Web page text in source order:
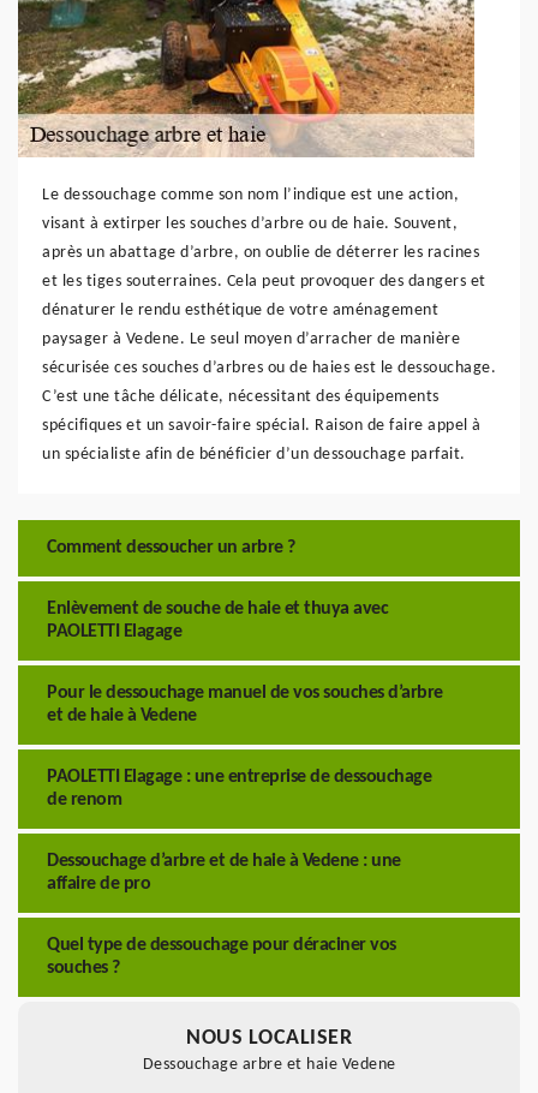
Le dessouchage comme son nom l’indique est une action,
visant à extirper les souches d’arbre ou de haie. Souvent,
après un abattage d’arbre, on oublie de déterrer les racines
et les tiges souterraines. Cela peut provoquer des dangers et
dénaturer le rendu esthétique de votre aménagement
paysager à Vedene. Le seul moyen d’arracher de manière
sécurisée ces souches d’arbres ou de haies est le dessouchage.
C’est une tâche délicate, nécessitant des équipements
spécifiques et un savoir-faire spécial. Raison de faire appel à
un spécialiste afin de bénéficier d’un dessouchage parfait.
Comment dessoucher un arbre ?
Enlèvement de souche de haie et thuya avec
PAOLETTI Elagage
Pour le dessouchage manuel de vos souches d’arbre
et de haie à Vedene
PAOLETTI Elagage : une entreprise de dessouchage
de renom
Dessouchage d’arbre et de haie à Vedene : une
affaire de pro
Quel type de dessouchage pour déraciner vos
souches ?
NOUS LOCALISER
Dessouchage arbre et haie Vedene